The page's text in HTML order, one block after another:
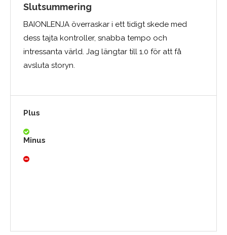
Slutsummering
BAIONLENJA överraskar i ett tidigt skede med
dess tajta kontroller, snabba tempo och
intressanta värld. Jag längtar till 1.0 för att få
avsluta storyn.
Plus
Minus